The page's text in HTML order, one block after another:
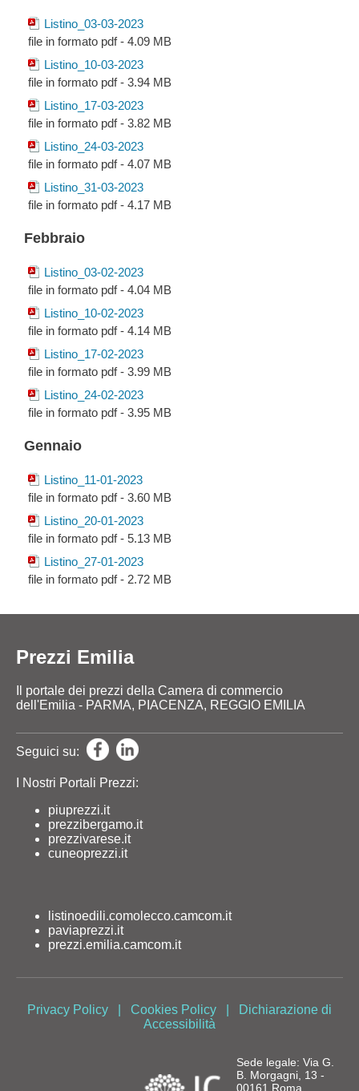
Listino_03-03-2023
file in formato pdf - 4.09 MB
Listino_10-03-2023
file in formato pdf - 3.94 MB
Listino_17-03-2023
file in formato pdf - 3.82 MB
Listino_24-03-2023
file in formato pdf - 4.07 MB
Listino_31-03-2023
file in formato pdf - 4.17 MB
Febbraio
Listino_03-02-2023
file in formato pdf - 4.04 MB
Listino_10-02-2023
file in formato pdf - 4.14 MB
Listino_17-02-2023
file in formato pdf - 3.99 MB
Listino_24-02-2023
file in formato pdf - 3.95 MB
Gennaio
Listino_11-01-2023
file in formato pdf - 3.60 MB
Listino_20-01-2023
file in formato pdf - 5.13 MB
Listino_27-01-2023
file in formato pdf - 2.72 MB
Prezzi Emilia
Il portale dei prezzi della Camera di commercio
dell'Emilia - PARMA, PIACENZA, REGGIO EMILIA
Seguici su:
I Nostri Portali Prezzi:
piuprezzi.it
prezzibergamo.it
prezzivarese.it
cuneoprezzi.it
listinoedili.comolecco.camcom.it
paviaprezzi.it
prezzi.emilia.camcom.it
Privacy Policy Cookies Policy
Dichiarazione di
Accessibilità
Sede legale: Via G.
B. Morgagni, 13 -
00161 Roma